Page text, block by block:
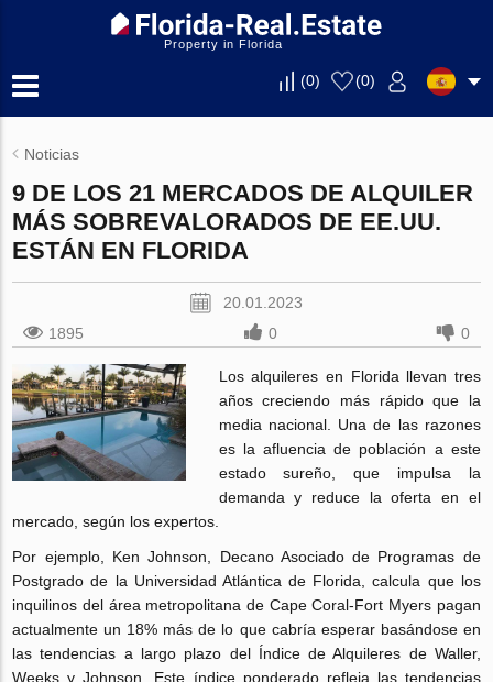
Property in Florida
(0) (0)
Noticias
9 DE LOS 21 MERCADOS DE ALQUILER
MÁS SOBREVALORADOS DE EE.UU.
ESTÁN EN FLORIDA
20.01.2023
1895
0 0
Los alquileres en Florida llevan tres
años creciendo más rápido que la
media nacional. Una de las razones
es la afluencia de población a este
estado sureño, que impulsa la
demanda y reduce la oferta en el
mercado, según los expertos.
Por ejemplo, Ken Johnson, Decano Asociado de Programas de
Postgrado de la Universidad Atlántica de Florida, calcula que los
inquilinos del área metropolitana de Cape Coral-Fort Myers pagan
actualmente un 18% más de lo que cabría esperar basándose en
las tendencias a largo plazo del Índice de Alquileres de Waller,
Weeks y Johnson. Este índice ponderado refleja las tendencias